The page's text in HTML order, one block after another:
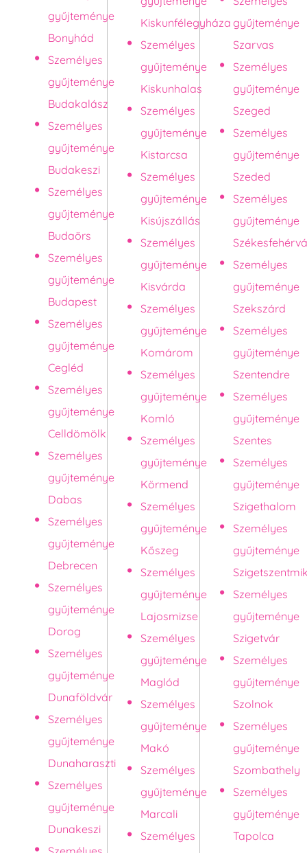
gyűjteménye
Bonyhád
Személyes
gyűjteménye
Budakalász
Személyes
gyűjteménye
Budakeszi
Személyes
gyűjteménye
Budaörs
Személyes
gyűjteménye
Budapest
Személyes
gyűjteménye
Cegléd
Személyes
gyűjteménye
Celldömölk
Személyes
gyűjteménye
Dabas
Személyes
gyűjteménye
Debrecen
Személyes
gyűjteménye
Dorog
Személyes
gyűjteménye
Dunaföldvár
Személyes
gyűjteménye
Dunaharaszti
Személyes
gyűjteménye
Dunakeszi
Kiskunfélegyháza
Személyes
gyűjteménye
Kiskunhalas
Személyes
gyűjteménye
Kistarcsa
Személyes
gyűjteménye
Kisújszállás
Személyes
gyűjteménye
Kisvárda
Személyes
gyűjteménye
Komárom
Személyes
gyűjteménye
Komló
Személyes
gyűjteménye
Körmend
Személyes
gyűjteménye
Kőszeg
Személyes
gyűjteménye
Lajosmizse
Személyes
gyűjteménye
Maglód
Személyes
gyűjteménye
Makó
Személyes
gyűjteménye
Marcali
Személyes
gyűjteménye
Szarvas
Személyes
gyűjteménye
Szeged
Személyes
gyűjteménye
Szeded
Személyes
gyűjteménye
Személyes
gyűjteménye
Szekszárd
Személyes
gyűjteménye
Szentendre
Személyes
gyűjteménye
Szentes
Személyes
gyűjteménye
Szigethalom
Személyes
gyűjteménye
Személyes
gyűjteménye
Szigetvár
Személyes
gyűjteménye
Szolnok
Személyes
gyűjteménye
Szombathely
Személyes
gyűjteménye
Tapolca